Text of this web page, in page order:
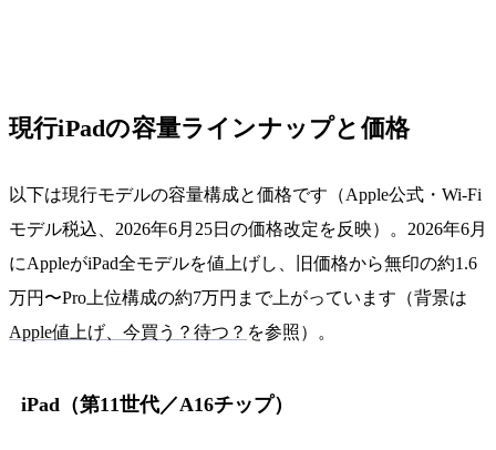
現行iPadの容量ラインナップと価格
以下は現行モデルの容量構成と価格です（Apple公式・Wi-Fi
モデル税込、2026年6月25日の価格改定を反映）。2026年6月
にAppleがiPad全モデルを値上げし、旧価格から無印の約1.6
万円〜Pro上位構成の約7万円まで上がっています（背景は
Apple値上げ、今買う？待つ？ を参照）。
iPad（第11世代／A16チップ）